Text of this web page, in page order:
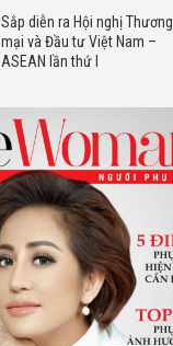
Sắp diễn ra Hội nghị Thương
mại và Đầu tư Việt Nam –
ASEAN lần thứ I